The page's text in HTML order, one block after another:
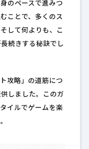
のペースで進みつ
ことで、多くのス
して何よりも、こ
続きする秘訣でし
攻略」の道筋につ
しました。このガ
イルでゲームを楽